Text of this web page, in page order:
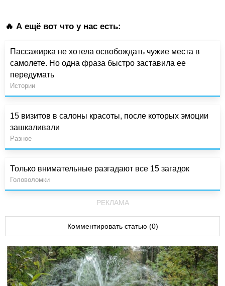
🔥 А ещё вот что у нас есть:
Пассажирка не хотела освобождать чужие места в
самолете. Но одна фраза быстро заставила ее
передумать
Истории
15 визитов в салоны красоты, после которых эмоции
зашкаливали
Разное
Только внимательные разгадают все 15 загадок
Головоломки
РЕКЛАМА
Комментировать статью (0)